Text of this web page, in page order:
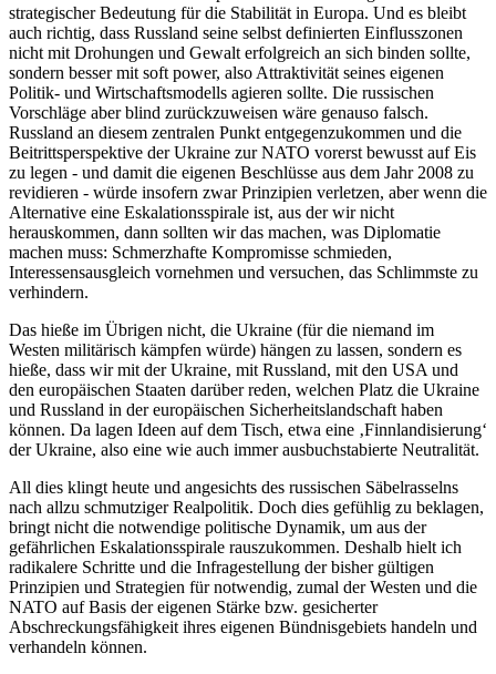
strategischer Bedeutung für die Stabilität in Europa. Und es bleibt
auch richtig, dass Russland seine selbst definierten Einflusszonen
nicht mit Drohungen und Gewalt erfolgreich an sich binden sollte,
sondern besser mit soft power, also Attraktivität seines eigenen
Politik- und Wirtschaftsmodells agieren sollte. Die russischen
Vorschläge aber blind zurückzuweisen wäre genauso falsch.
Russland an diesem zentralen Punkt entgegenzukommen und die
Beitrittsperspektive der Ukraine zur NATO vorerst bewusst auf Eis
zu legen - und damit die eigenen Beschlüsse aus dem Jahr 2008 zu
revidieren - würde insofern zwar Prinzipien verletzen, aber wenn die
Alternative eine Eskalationsspirale ist, aus der wir nicht
herauskommen, dann sollten wir das machen, was Diplomatie
machen muss: Schmerzhafte Kompromisse schmieden,
Interessensausgleich vornehmen und versuchen, das Schlimmste zu
verhindern.
Das hieße im Übrigen nicht, die Ukraine (für die niemand im
Westen militärisch kämpfen würde) hängen zu lassen, sondern es
hieße, dass wir mit der Ukraine, mit Russland, mit den USA und
den europäischen Staaten darüber reden, welchen Platz die Ukraine
und Russland in der europäischen Sicherheitslandschaft haben
können. Da lagen Ideen auf dem Tisch, etwa eine ‚Finnlandisierung‘
der Ukraine, also eine wie auch immer ausbuchstabierte Neutralität.
All dies klingt heute und angesichts des russischen Säbelrasselns
nach allzu schmutziger Realpolitik. Doch dies gefühlig zu beklagen,
bringt nicht die notwendige politische Dynamik, um aus der
gefährlichen Eskalationsspirale rauszukommen. Deshalb hielt ich
radikalere Schritte und die Infragestellung der bisher gültigen
Prinzipien und Strategien für notwendig, zumal der Westen und die
NATO auf Basis der eigenen Stärke bzw. gesicherter
Abschreckungsfähigkeit ihres eigenen Bündnisgebiets handeln und
verhandeln können.